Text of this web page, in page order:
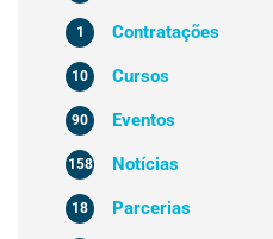
Contratações
1
Cursos
10
Eventos
90
Notícias
158
Parcerias
18